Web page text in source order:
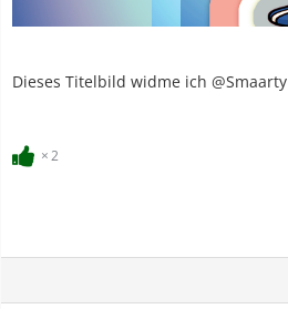
Dieses Titelbild widme ich @Smaarty
2